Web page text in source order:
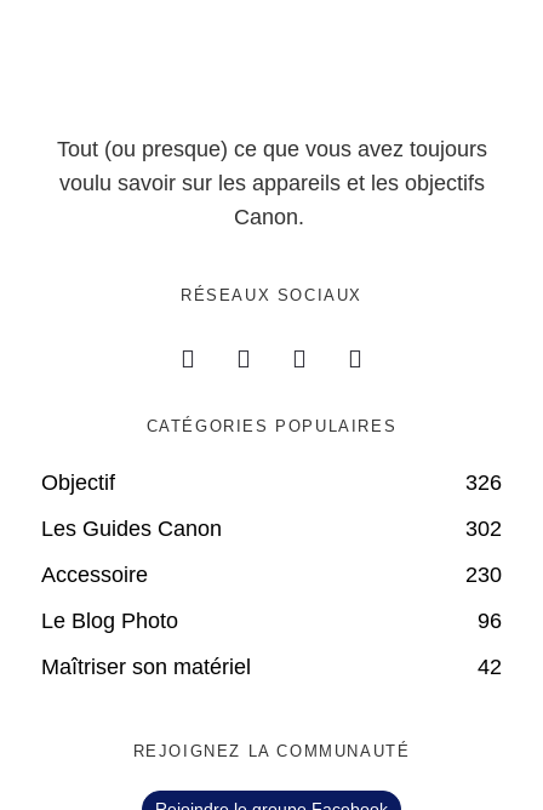
Tout (ou presque) ce que vous avez toujours
voulu savoir sur les appareils et les objectifs
Canon.
RÉSEAUX SOCIAUX
CATÉGORIES POPULAIRES
Objectif
326
Les Guides Canon
302
Accessoire
230
Le Blog Photo
96
Maîtriser son matériel
42
REJOIGNEZ LA COMMUNAUTÉ